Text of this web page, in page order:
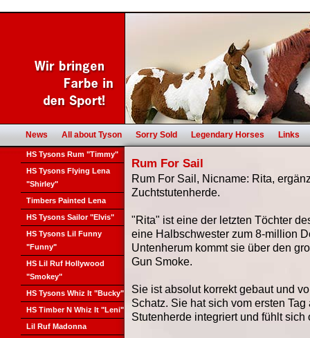
News All about Tyson Sorry Sold Legendary Horses Links
HS Tysons Rum "Timmy"
HS Tysons Flying Lena
"Shirley"
Timbers Painted Lena
HS Tysons Sailor "Elvis"
HS Tysons Lil Funny
"Funny"
HS Lil Ruf Hollywood
"Smokey"
HS Tysons Whiz It "Bucky"
HS Timber N Whiz It "Leni"
Lil Ruf Madonna
Rum For Sail
Rum For Sail, Nicname: Rita,
Zuchtstutenherde.
"Rita" ist eine der letzten Töchter
eine Halbschwester zum 8-million
Untenherum kommt sie über den
Gun Smoke.
Sie ist absolut korrekt gebaut und
Schatz. Sie hat sich vom ersten
Stutenherde integriert und fühlt